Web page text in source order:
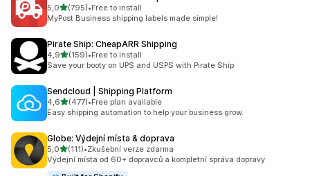
5,0z 5 hvězd
(795)
Celkový počet recenzí: 795
•Free to install
MyPost Business shipping labels made simple!
Pirate Ship: CheapARR Shipping
4,9z 5 hvězd
(159)
Celkový počet recenzí: 159
•Free to install
Save your booty on UPS and USPS with Pirate Ship
Sendcloud | Shipping Platform
4,6z 5 hvězd
(477)
Celkový počet recenzí: 477
•Free plan available
Easy shipping automation to help your business grow.
Globe: Výdejní místa & doprava
5,0z 5 hvězd
(111)
Celkový počet recenzí: 111
•Zkušební verze zdarma
Výdejní místa od 60+ dopravců a kompletní správa dopravy